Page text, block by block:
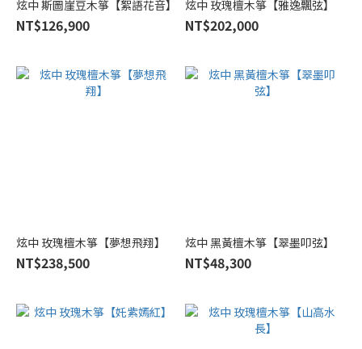
炫中 斯圖崖豆木箏【絮語花音】
NT$126,900
炫中 玫瑰檀木箏【雅逸飄弦】
NT$202,000
炫中 玫瑰檀木箏【夢想飛翔】
NT$238,500
炫中 黑黃檀木箏【翠墨叩弦】
NT$48,300